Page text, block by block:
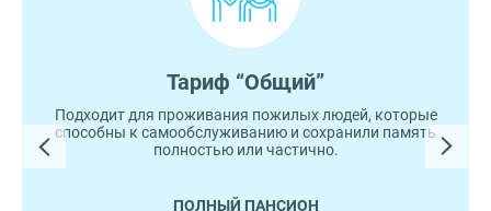
Тариф “Общий”
Подходит для проживания пожилых людей, которые
способны к самообслуживанию и сохранили память
полностью или частично.
ПОЛНЫЙ ПАНСИОН